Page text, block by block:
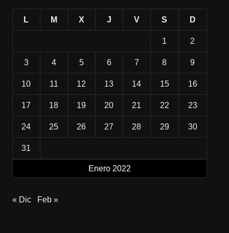
Enero 2022
L M X J V S D
1 2
3 4 5 6 7 8 9
10 11 12 13 14 15 16
17 18 19 20 21 22 23
24 25 26 27 28 29 30
31
« Dic Feb »